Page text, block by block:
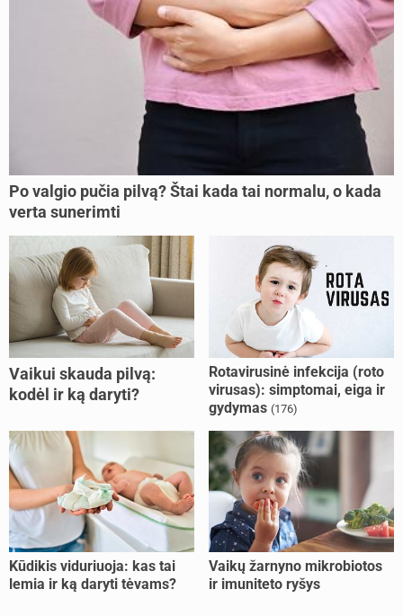
Po valgio pučia pilvą? Štai kada tai normalu, o kada
verta sunerimti
Vaikui skauda pilvą:
kodėl ir ką daryti?
Rotavirusinė infekcija (roto
virusas): simptomai, eiga ir
gydymas (176)
Kūdikis viduriuoja: kas tai
lemia ir ką daryti tėvams?
Vaikų žarnyno mikrobiotos
ir imuniteto ryšys